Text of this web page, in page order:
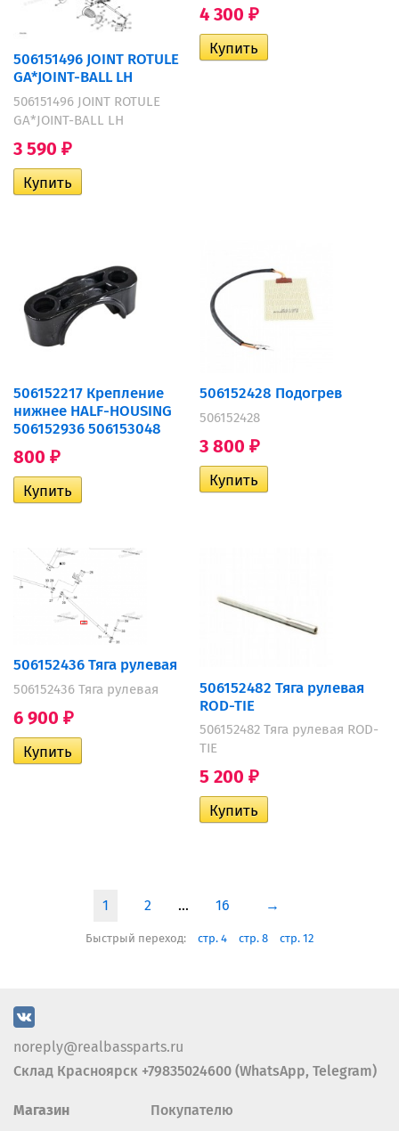
506151496 JOINT ROTULE
GA*JOINT-BALL LH
506151496 JOINT ROTULE
GA*JOINT-BALL LH
3 590 ₽
4 300 ₽
506152217 Крепление
нижнее HALF-HOUSING
506152936 506153048
800 ₽
506152428 Подогрев
506152428
3 800 ₽
506152436 Тяга рулевая
506152436 Тяга рулевая
6 900 ₽
506152482 Тяга рулевая
ROD-TIE
506152482 Тяга рулевая ROD-
TIE
5 200 ₽
1 2 ... 16 →
Быстрый переход: стр. 4 стр. 8 стр. 12
noreply@realbassparts.ru
Склад Красноярск +79835024600 (WhatsApp, Telegram)
Магазин Покупателю